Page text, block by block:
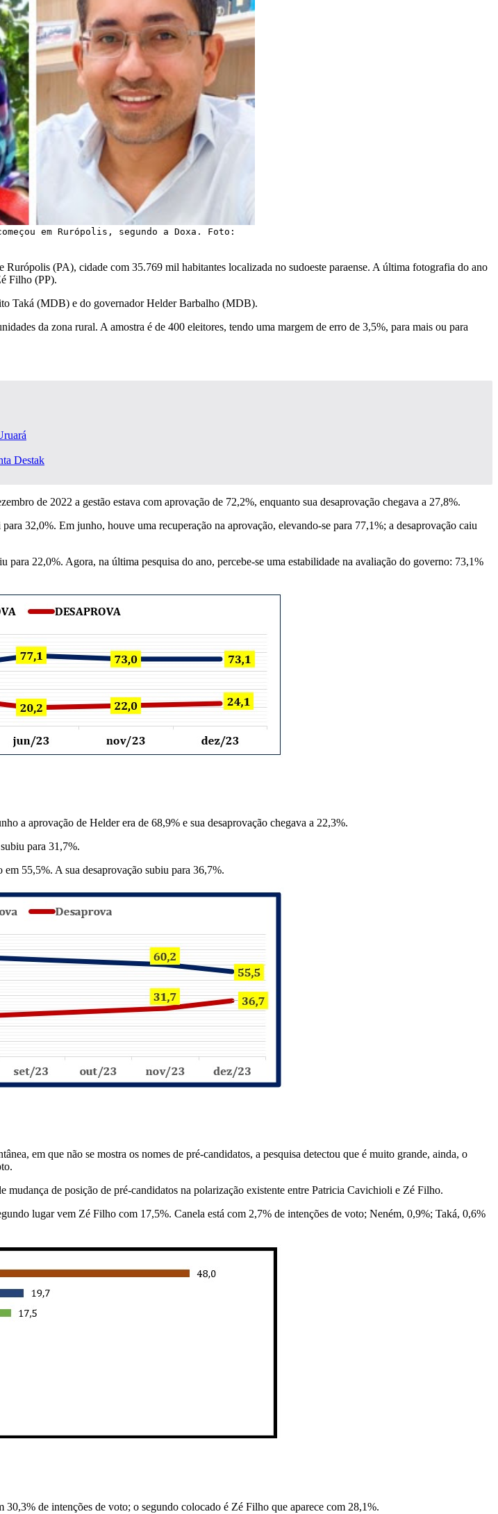
em Rurópolis, segundo a Doxa. Foto:
(PA), cidade com 35.769 mil habitantes localizada no sudoeste paraense. A última fotografia do ano
Filho (PP).
Taká (MDB) e do governador Helder Barbalho (MDB).
da zona rural. A amostra é de 400 eleitores, tendo uma margem de erro de 3,5%, para mais ou para
Destak
de 2022 a gestão estava com aprovação de 72,2%, enquanto sua desaprovação chegava a 27,8%.
32,0%. Em junho, houve uma recuperação na aprovação, elevando-se para 77,1%; a desaprovação caiu
22,0%. Agora, na última pesquisa do ano, percebe-se uma estabilidade na avaliação do governo: 73,1%
a aprovação de Helder era de 68,9% e sua desaprovação chegava a 22,3%.
para 31,7%.
55,5%. A sua desaprovação subiu para 36,7%.
em que não se mostra os nomes de pré-candidatos, a pesquisa detectou que é muito grande, ainda, o
de posição de pré-candidatos na polarização existente entre Patricia Cavichioli e Zé Filho.
lugar vem Zé Filho com 17,5%. Canela está com 2,7% de intenções de voto; Neném, 0,9%; Taká, 0,6%
de intenções de voto; o segundo colocado é Zé Filho que aparece com 28,1%.